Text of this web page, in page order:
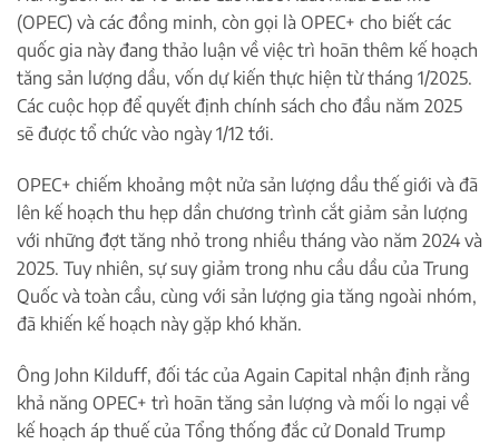
(OPEC) và các đồng minh, còn gọi là OPEC+ cho biết các
quốc gia này đang thảo luận về việc trì hoãn thêm kế hoạch
tăng sản lượng dầu, vốn dự kiến thực hiện từ tháng 1/2025.
Các cuộc họp để quyết định chính sách cho đầu năm 2025
sẽ được tổ chức vào ngày 1/12 tới.
OPEC+ chiếm khoảng một nửa sản lượng dầu thế giới và đã
lên kế hoạch thu hẹp dần chương trình cắt giảm sản lượng
với những đợt tăng nhỏ trong nhiều tháng vào năm 2024 và
2025. Tuy nhiên, sự suy giảm trong nhu cầu dầu của Trung
Quốc và toàn cầu, cùng với sản lượng gia tăng ngoài nhóm,
đã khiến kế hoạch này gặp khó khăn.
Ông John Kilduff, đối tác của Again Capital nhận định rằng
khả năng OPEC+ trì hoãn tăng sản lượng và mối lo ngại về
kế hoạch áp thuế của Tổng thống đắc cử Donald Trump